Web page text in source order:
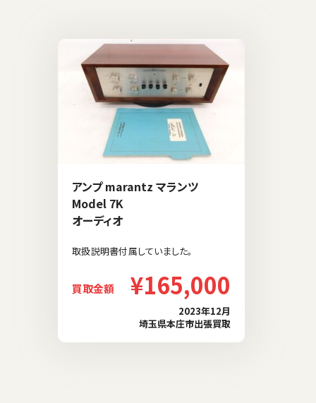
アンプ marantz マランツ
Model 7K
オーディオ
取扱説明書付属していました。
買取金額 ¥165,000
2023年12月
埼玉県本庄市出張買取